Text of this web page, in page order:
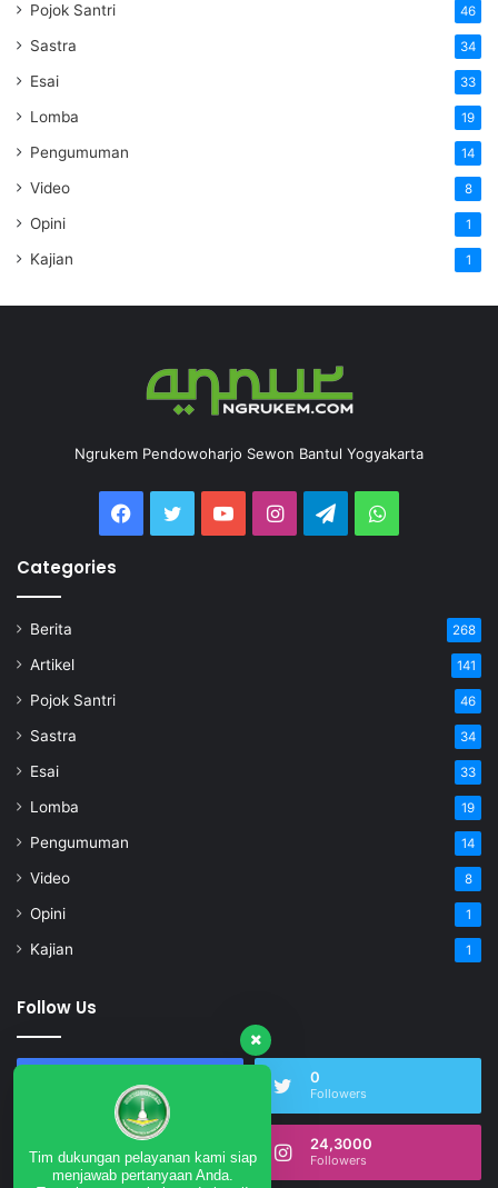
Pojok Santri 46
Sastra 34
Esai 33
Lomba 19
Pengumuman 14
Video 8
Opini 1
Kajian 1
Ngrukem Pendowoharjo Sewon Bantul Yogyakarta
Categories
Berita 268
Artikel 141
Pojok Santri 46
Sastra 34
Esai 33
Lomba 19
Pengumuman 14
Video 8
Opini 1
Kajian 1
Follow Us
0
Followers
Subscribers
24,3000
Followers
Tim dukungan pelayanan kami siap
menjawab pertanyaan Anda.